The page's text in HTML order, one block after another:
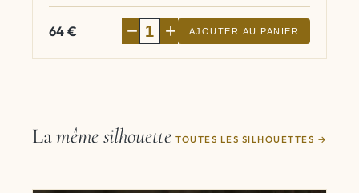
64€ − + AJOUTER AU PANIER
Lamême silhouette TOUTES LES SILHOUETTES